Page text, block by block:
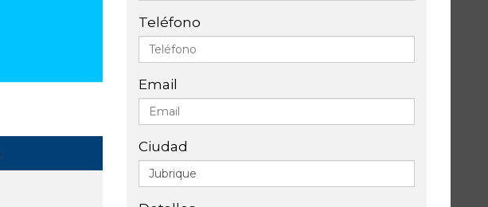
Teléfono
Email
Ciudad